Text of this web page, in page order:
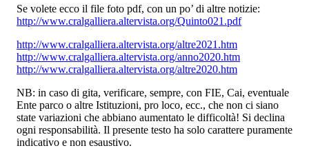
Se volete ecco il file foto pdf, con un po’ di altre notizie:
http://www.cralgalliera.altervista.org/Quinto021.pdf
http://www.cralgalliera.altervista.org/altre2021.htm
http://www.cralgalliera.altervista.org/anno2020.htm
http://www.cralgalliera.altervista.org/altre2020.htm
NB: in caso di gita, verificare, sempre, con FIE, Cai, eventuale
Ente parco o altre Istituzioni, pro loco, ecc., che non ci siano
state variazioni che abbiano aumentato le difficoltà! Si declina
ogni responsabilità. Il presente testo ha solo carattere puramente
indicativo e non esaustivo.